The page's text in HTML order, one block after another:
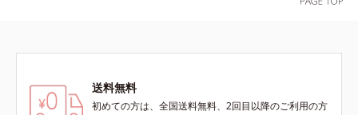
送料無料
初めての方は、全国送料無料、2回目以降のご利用の方